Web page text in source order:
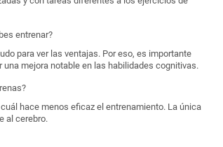
entrenar?
para ver las ventajas. Por eso, es importante
mejora notable en las habilidades cognitivas.
hace menos eficaz el entrenamiento. La única
al cerebro.